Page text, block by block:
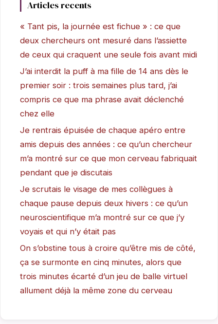
Articles recents
« Tant pis, la journée est fichue » : ce que
deux chercheurs ont mesuré dans l’assiette
de ceux qui craquent une seule fois avant midi
J’ai interdit la puff à ma fille de 14 ans dès le
premier soir : trois semaines plus tard, j’ai
compris ce que ma phrase avait déclenché
chez elle
Je rentrais épuisée de chaque apéro entre
amis depuis des années : ce qu’un chercheur
m’a montré sur ce que mon cerveau fabriquait
pendant que je discutais
Je scrutais le visage de mes collègues à
chaque pause depuis deux hivers : ce qu’un
neuroscientifique m’a montré sur ce que j’y
voyais et qui n’y était pas
On s’obstine tous à croire qu’être mis de côté,
ça se surmonte en cinq minutes, alors que
trois minutes écarté d’un jeu de balle virtuel
allument déjà la même zone du cerveau